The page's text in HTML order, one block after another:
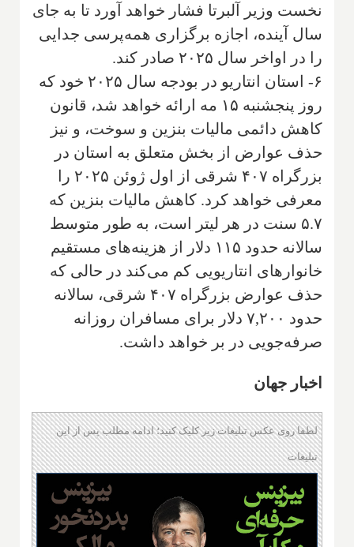
نخست وزیر آلبرتا فشار خواهد آورد تا به جای
سال آینده، اجازه برگزاری همه‌پرسی جدایی
را در اواخر سال ۲۰۲۵ صادر کند.
۶- استان انتاریو در بودجه سال ۲۰۲۵ خود که
روز پنجشنبه ۱۵ مه ارائه خواهد شد، قانون
کاهش دائمی مالیات بنزین و سوخت، و نیز
حذف عوارض از بخش متعلق به استان در
بزرگراه ۴۰۷ شرقی از اول ژوئن ۲۰۲۵ را
معرفی خواهد کرد. کاهش مالیات بنزین که
۵.۷ سنت در هر لیتر است، به طور متوسط
سالانه حدود ۱۱۵ دلار از هزینه‌های مستقیم
خانوارهای انتاریویی کم می‌کند در حالی که
حذف عوارض بزرگراه ۴۰۷ شرقی، سالانه
حدود ۷,۲۰۰ دلار برای مسافران روزانه
صرفه‌جویی در بر خواهد داشت.
اخبار جهان
لطفا روی عکس تبلیغات زیر کلیک کنید؛ ادامه مطلب پس از این
تبلیغات